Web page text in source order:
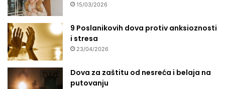
15/03/2026
9 Poslanikovih dova protiv anksioznosti
i stresa
23/04/2026
Dova za zaštitu od nesreća i belaja na
putovanju